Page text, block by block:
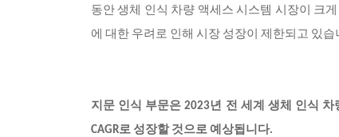
동안 생체 인식 차량 액세스 시스템 시장이 크
에 대한 우려로 인해 시장 성장이 제한되고 있습
지문 인식 부문은 2023년 전 세계 생체 인식
CAGR로 성장할 것으로 예상됩니다.